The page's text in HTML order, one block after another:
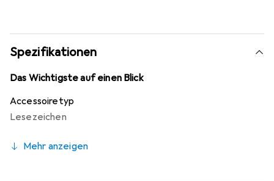
Spezifikationen
Das Wichtigste auf einen Blick
Accessoiretyp
Lesezeichen
Mehr anzeigen